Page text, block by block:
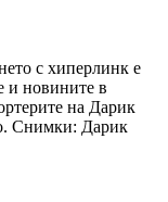
с хиперлинк е
и новините в
на Дарик
Снимки: Дарик